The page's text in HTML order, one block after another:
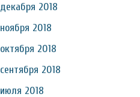
декабря 2018
ноября 2018
октября 2018
сентября 2018
июля 2018